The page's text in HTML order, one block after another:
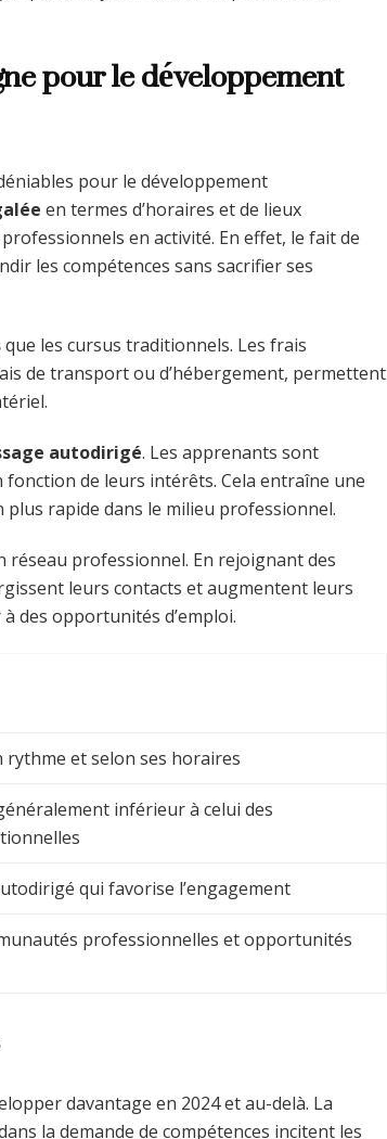
pour le développement
pour le développement
en termes d’horaires et de lieux
en activité. En effet, le fait de
les compétences sans sacrifier ses
que les cursus traditionnels. Les frais
de transport ou d’hébergement, permettent
autodirigé. Les apprenants sont
de leurs intérêts. Cela entraîne une
rapide dans le milieu professionnel.
professionnel. En rejoignant des
leurs contacts et augmentent leurs
des opportunités d’emploi.
rythme et selon ses horaires
inférieur à celui des
qui favorise l’engagement
professionnelles et opportunités
davantage en 2024 et au-delà. La
la demande de compétences incitent les